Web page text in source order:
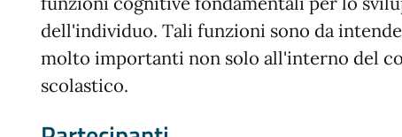
dell'individuo. Tali funzioni sono da
molto importanti non solo all'interno del
scolastico.